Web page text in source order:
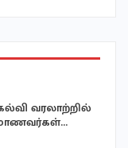
வரலாற்றில்
மாணவர்கள்…